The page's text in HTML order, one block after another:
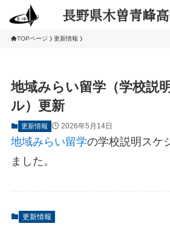
長野県木曽青峰
TOPページ 更新情報
地域みらい留学（学校説
ル）更新
更新情報 2026年5月14日
地域みらい留学の学校説明スケ
ました。
更新情報